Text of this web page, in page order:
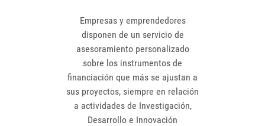
Empresas y emprendedores
disponen de un servicio de
asesoramiento personalizado
sobre los instrumentos de
financiación que más se ajustan a
sus proyectos, siempre en relación
a actividades de Investigación,
Desarrollo e Innovación